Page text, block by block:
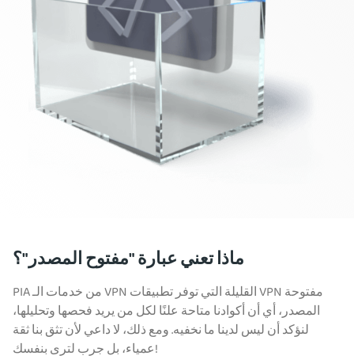
ماذا تعني عبارة "مفتوح المصدر"؟
PIA من خدمات الـ VPN القليلة التي توفر تطبيقات VPN مفتوحة
المصدر، أي أن أكوادنا متاحة علنًا لكل من يريد فحصها وتحليلها،
لنؤكد أن ليس لدينا ما نخفيه. ومع ذلك، لا داعي لأن تثق بنا ثقة
عمياء، بل جرب لترى بنفسك!